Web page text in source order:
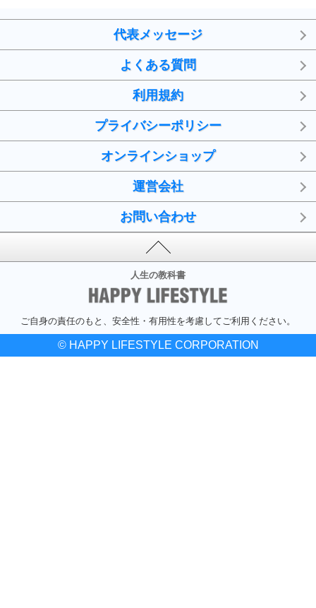
代表メッセージ
よくある質問
利用規約
プライバシーポリシー
オンラインショップ
運営会社
お問い合わせ
人生の教科書
ご自身の責任のもと、安全性・有用性を考慮してご利用ください。
© HAPPY LIFESTYLE CORPORATION